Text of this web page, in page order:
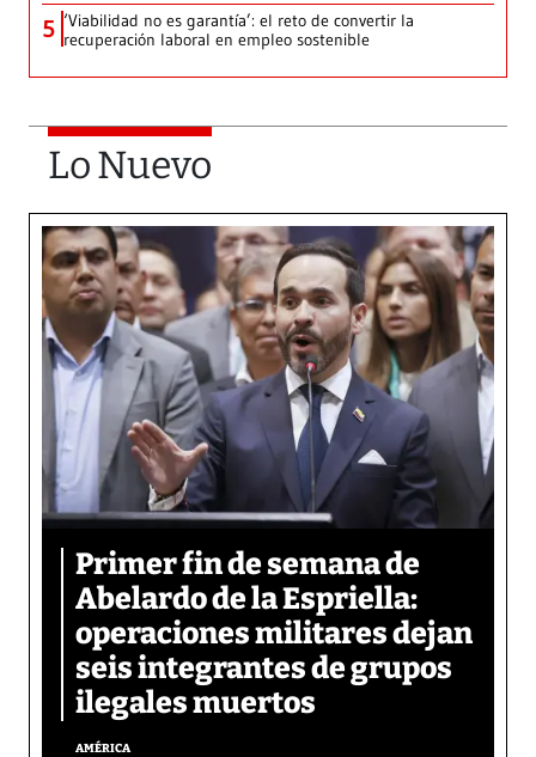
5 ‘Viabilidad no es garantía’: el reto de convertir la
recuperación laboral en empleo sostenible
Lo Nuevo
Primer fin de semana de
Abelardo de la Espriella:
operaciones militares dejan
seis integrantes de grupos
ilegales muertos
AMÉRICA